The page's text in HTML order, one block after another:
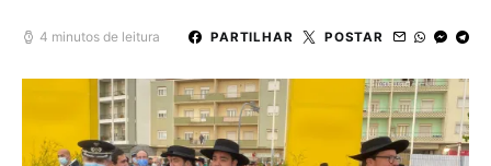
4 minutos de leitura PARTILHAR POSTAR